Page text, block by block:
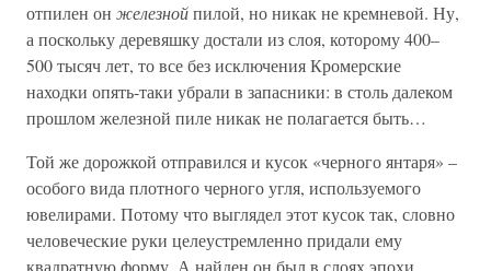
отпилен он железнойпилой, но никак не кремневой. Ну,
а поскольку деревяшку достали из слоя, которому 400–
500 тысяч лет, то все без исключения Кромерские
находки опять-таки убрали в запасники: в столь далеком
прошлом железной пиле никак не полагается быть…
Той же дорожкой отправился и кусок «черного янтаря» –
особого вида плотного черного угля, используемого
ювелирами. Потому что выглядел этот кусок так, словно
человеческие руки целеустремленно придали ему
квадратную форму. А найден он был в слоях эпохи